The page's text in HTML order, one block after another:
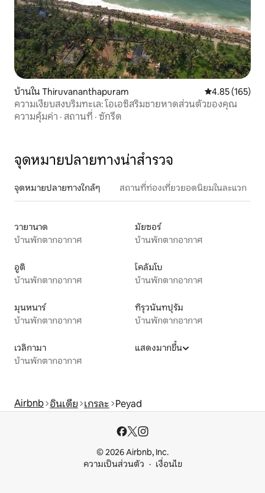
บ้านใน Thiruvananthapuram คะแนนเฉลี่ย
4.85 (165)
ความเงียบสงบริมทะเล: โอเอซิสริมชายหาดส่วนตัวของคุณ
ความคุ้มค่า · สถานที่ · ซักรีด
จุดหมายปลายทางน่าสำรวจ
จุดหมายปลายทางใกล้ๆ สถานที่ท่องเที่ยวยอดนิยมในละแวก
วายานาด
บ้านพักตากอากาศ
มัยซอร์
บ้านพักตากอากาศ
อูติ
บ้านพักตากอากาศ
โคลัมโบ
บ้านพักตากอากาศ
มุนหนาร์
บ้านพักตากอากาศ
ทิรุวนันทปุรัม
บ้านพักตากอากาศ
เวลิกามา
บ้านพักตากอากาศ
แสดงมากขึ้น
Airbnb อินเดีย เกรละ Peyad
© 2026 Airbnb, Inc.
ความเป็นส่วนตัว
เงื่อนไข